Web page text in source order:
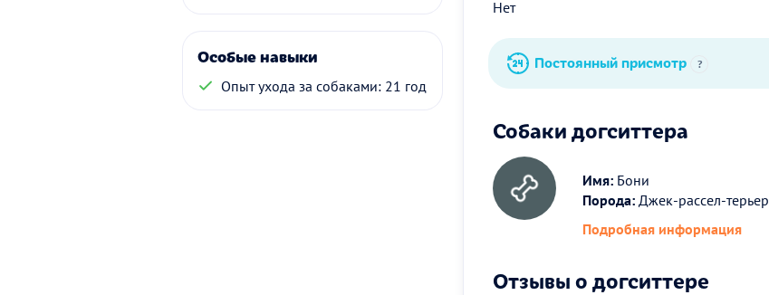
Особые навыки
Опыт ухода за собаками: 21 год
Нет
Постоянный присмотр ?
Собаки догситтера
Имя: Бони
Порода: Джек-рассел-терьер
Подробная информация
Отзывы о догситтере